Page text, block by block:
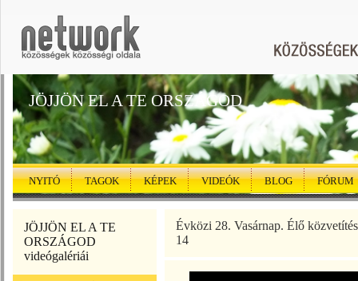
JÖJJÖN EL A TE ORSZÁGOD
NYITÓ TAGOK KÉPEK VIDEÓK BLOG FÓRUM
JÖJJÖN EL A TE
ORSZÁGOD
videógalériái
Évközi 28. Vasárnap. Élő
14